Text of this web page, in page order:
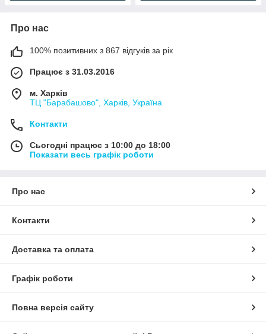
Про нас
100% позитивних з 867 відгуків за рік
Працює з 31.03.2016
м. Харків
ТЦ "Барабашово", Харків, Україна
Контакти
Сьогодні працює з 10:00 до 18:00
Показати весь графік роботи
Про нас
Контакти
Доставка та оплата
Графік роботи
Повна версія сайту